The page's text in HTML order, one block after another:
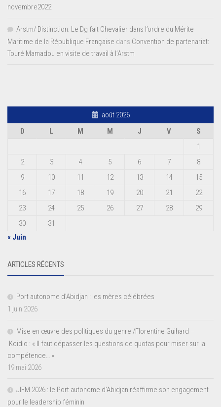
novembre2022
Arstm/ Distinction: Le Dg fait Chevalier dans l’ordre du Mérite
Maritime de la République Française dans Convention de partenariat:
Touré Mamadou en visite de travail à l’Arstm
août 2026
D
L M M J V
S
1
2
3 4 5 6 7
8
9
10 11 12 13 14
15
16
17 18 19 20 21
22
23
24 25 26 27 28
29
30
31
« Juin
ARTICLES RÉCENTS
Port autonome d’Abidjan : les mères célébrées
1 juin 2026
Mise en œuvre des politiques du genre /Florentine Guihard –
Koidio : « Il faut dépasser les questions de quotas pour miser sur la
compétence… »
19 mai 2026
JIFM 2026 : le Port autonome d’Abidjan réaffirme son engagement
pour le leadership féminin